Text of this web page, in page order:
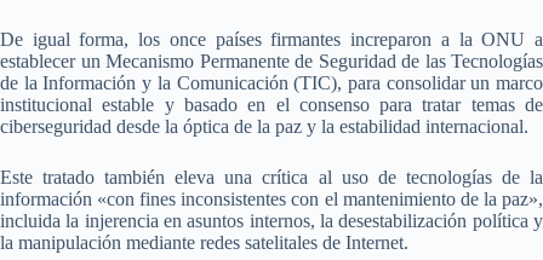
De igual forma, los once países firmantes increparon a la ONU a
establecer un Mecanismo Permanente de Seguridad de las Tecnologías
de la Información y la Comunicación (TIC), para consolidar un marco
institucional estable y basado en el consenso para tratar temas de
ciberseguridad desde la óptica de la paz y la estabilidad internacional.
Este tratado también eleva una crítica al uso de tecnologías de la
información «con fines inconsistentes con el mantenimiento de la paz»,
incluida la injerencia en asuntos internos, la desestabilización política y
la manipulación mediante redes satelitales de Internet.